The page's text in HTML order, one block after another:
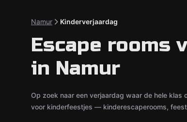
Namur Kinderverjaardag
Escape rooms
in Namur
Op zoek naar een verjaardag waar de hele klas
voor kinderfeestjes — kinderescaperooms,